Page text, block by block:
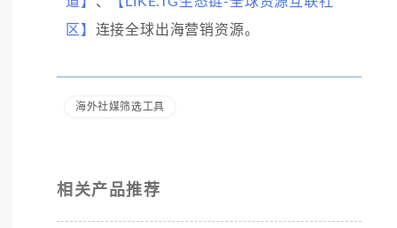
区】 连接全球出海营销资源。
海外社媒筛选工具
相关产品推荐